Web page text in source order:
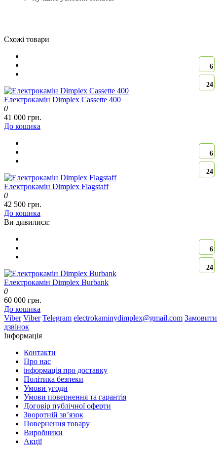
Схожі товари
6
24
Електрокамін Dimplex Cassette 400
0
41 000 грн.
До кошика
6
24
Електрокамін Dimplex Flagstaff
0
42 500 грн.
До кошика
Ви дивилися:
6
24
Електрокамін Dimplex Burbank
0
60 000 грн.
До кошика
Viber Viber Telegram electrokaminydimplex@gmail.com Замовити
дзвінок
Інформація
Контакти
Про нас
інформація про доставку
Політика безпеки
Умови угоди
Умови повернення та гарантія
Договір публічної оферти
Зворотній зв’язок
Повернення товару
Виробники
Акції